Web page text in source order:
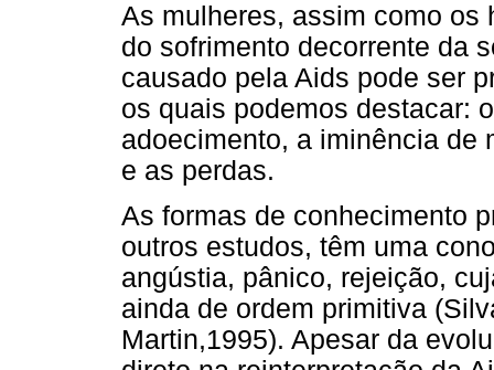
As mulheres, assim como os
do sofrimento decorrente da
causado pela Aids pode ser
os quais podemos destacar:
adoecimento, a iminência de
e as perdas.
As formas de conhecimento
outros estudos, têm uma
angústia, pânico, rejeição,
ainda de ordem primitiva
Martin,1995). Apesar da